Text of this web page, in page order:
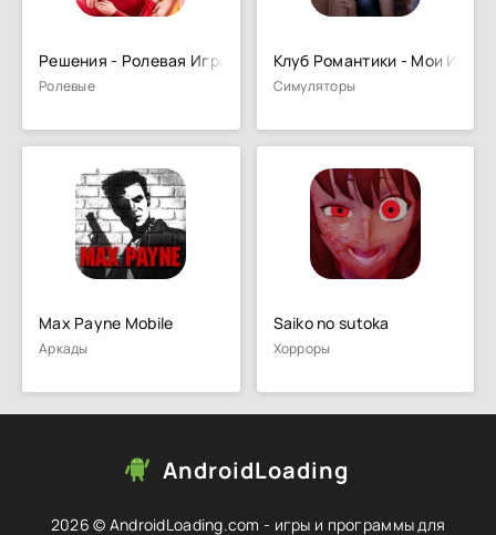
Решения - Ролевая Игра
Ролевые
Клуб Романтики - Мои
Симуляторы
Max Payne Mobile
Аркады
Saiko no sutoka
Хорроры
AndroidLoading
2026 © AndroidLoading.com - игры и программы для